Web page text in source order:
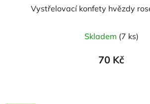
Vystřelovací konfety hvězdy
Skladem (7 ks)
70 Kč